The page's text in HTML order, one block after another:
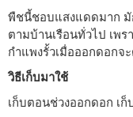
พืชนี้ชอบแสงแดดมาก
ตามบ้านเรือนทั่วไป เพ
กำแพงรั้วเมื่อออกดอกจ
วิธีเก็บมาใช้
เก็บตอนช่วงออกดอก เ